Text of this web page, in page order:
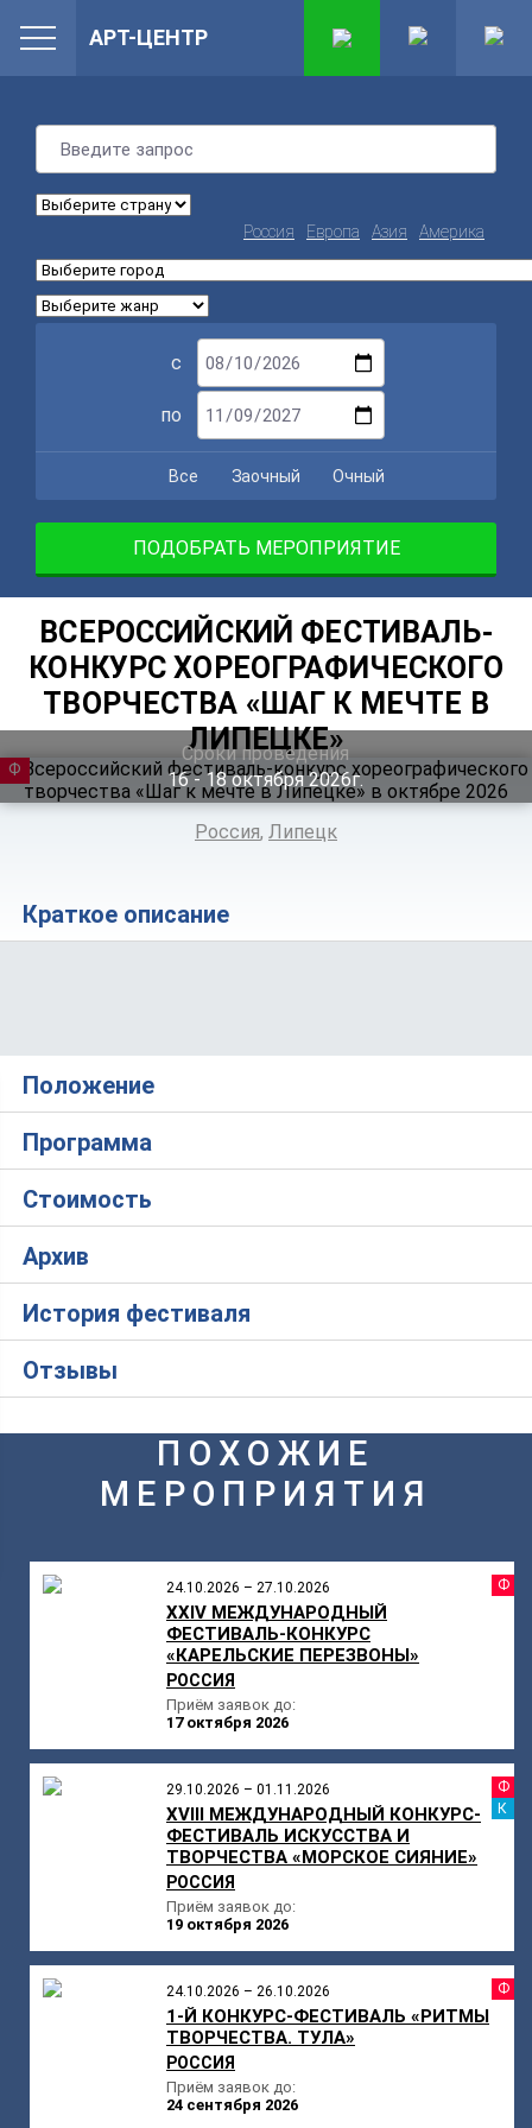
Россия Европа Азия Америка
с
по
Все Заочный Очный
ПОДОБРАТЬ МЕРОПРИЯТИЕ
ВСЕРОССИЙСКИЙ ФЕСТИВАЛЬ-
КОНКУРС ХОРЕОГРАФИЧЕСКОГО
ТВОРЧЕСТВА «ШАГ К МЕЧТЕ В
ЛИПЕЦКЕ»
Сроки проведения
16 ‐ 18октября 2026г.
ФЕСТИВАЛЬ
Россия, Липецк
Краткое описание
Положение
Программа
Стоимость
Архив
История фестиваля
Отзывы
ПОХОЖИЕ
МЕРОПРИЯТИЯ
24.10.2026 – 27.10.2026
ХXIV МЕЖДУНАРОДНЫЙ
ФЕСТИВАЛЬ-КОНКУРС
«КАРЕЛЬСКИЕ ПЕРЕЗВОНЫ»
РОССИЯ
Приём заявок до:
17 октября 2026
29.10.2026 – 01.11.2026
XVIII МЕЖДУНАРОДНЫЙ КОНКУРС-
ФЕСТИВАЛЬ ИСКУССТВА И
ТВОРЧЕСТВА «МОРСКОЕ СИЯНИЕ»
РОССИЯ
Приём заявок до:
19 октября 2026
24.10.2026 – 26.10.2026
1-Й КОНКУРС-ФЕСТИВАЛЬ «РИТМЫ
ТВОРЧЕСТВА. ТУЛА»
РОССИЯ
Приём заявок до:
24 сентября 2026
АРТ-ЦЕНТР